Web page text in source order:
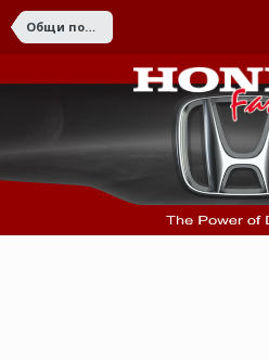
Общи поръчки от страната и чужбина